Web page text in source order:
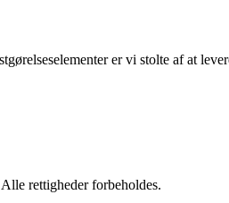
er vi stolte af at
rettigheder forbeholdes.